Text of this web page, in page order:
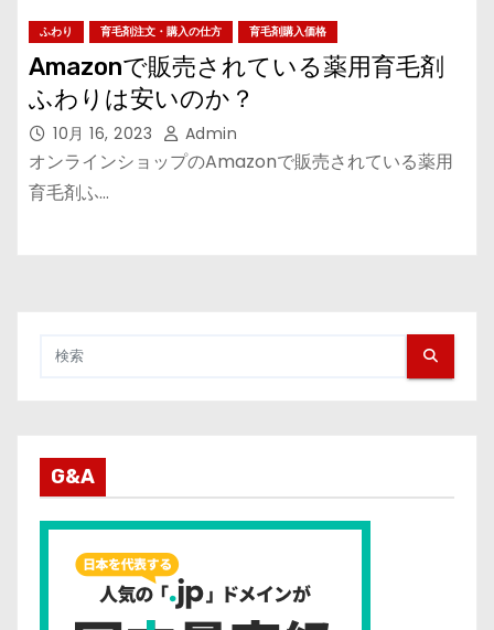
ふわり 育毛剤注文・購入の仕方 育毛剤購入価格
Amazonで販売されている薬用育毛剤
ふわりは安いのか？
10月 16, 2023 Admin
オンラインショップのAmazonで販売されている薬用
育毛剤ふ…
G&A